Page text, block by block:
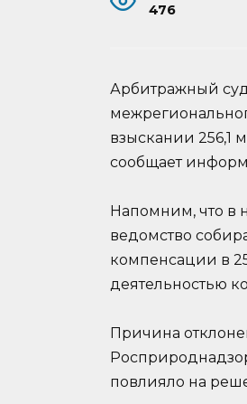
476
Арбитражный
взыскании 256,1
сообщает
Напомним, что в
ведомство
компенсации в
деятельностью
Причина
повлияло на